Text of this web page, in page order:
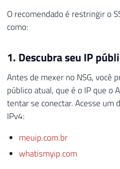
O recomendado é restringir o
como:
1. Descubra seu IP
Antes de mexer no NSG, você
público atual, que é o IP que o
tentar se conectar. Acesse um
IPv4:
meuip.com.br
whatismyip.com